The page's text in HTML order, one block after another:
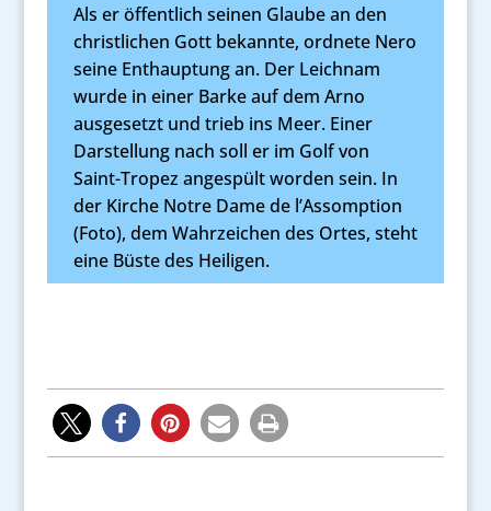
Als er öffentlich seinen Glaube an den
christlichen Gott bekannte, ordnete Nero
seine Enthauptung an. Der Leichnam
wurde in einer Barke auf dem Arno
ausgesetzt und trieb ins Meer. Einer
Darstellung nach soll er im Golf von
Saint-Tropez angespült worden sein. In
der Kirche Notre Dame de l’Assomption
(Foto), dem Wahrzeichen des Ortes, steht
eine Büste des Heiligen.